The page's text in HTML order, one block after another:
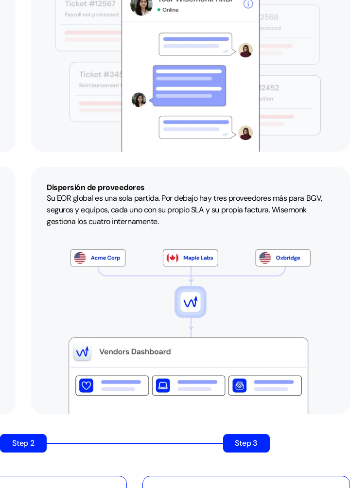
Dispersión de proveedores
Su EOR global es una sola partida. Por debajo hay tres proveedores más para BGV,
seguros y equipos, cada uno con su propio SLA y su propia factura. Wisemonk
gestiona los cuatro internamente.
Step 2 Step 3